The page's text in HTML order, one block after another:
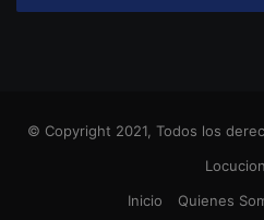
© Copyright 2021, Todos los
Inicio
Quienes